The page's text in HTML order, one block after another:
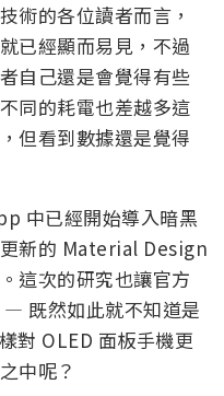
術的各位讀者而言，
已經顯而易見，不過
自己還是會覺得有些
同的耗電也差越多這
但看到數據還是覺得
中已經開始導入暗黑
新的 Material Design
這次的研究也讓官方
既然如此就不知道是
對 OLED 面板手機更
中呢？